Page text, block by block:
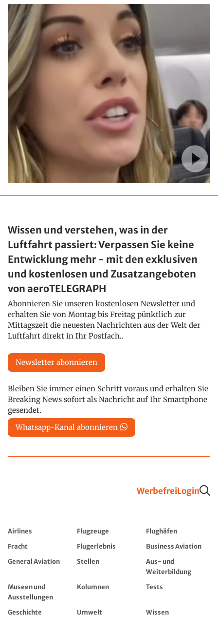
Wissen und verstehen, was in der
Luftfahrt passiert: Verpassen Sie keine
Entwicklung mehr - mit den exklusiven
und kostenlosen und Zusatzangeboten
von aeroTELEGRAPH
Abonnieren Sie unseren kostenlosen Newsletter und
erhalten Sie von Montag bis Freitag pünktlich zur
Mittagszeit die neuesten Nachrichten aus der Welt der
Luftfahrt direkt in Ihr Postfach..
Newsletter abonnieren
Bleiben Sie immer einen Schritt voraus und erhalten Sie
Breaking News sofort als Nachricht auf Ihr Smartphone
gesendet.
Whatsapp-Kanal abonnieren
WerbefreiLogin
Airlines Flugzeuge
Flughäfen
Fracht
Flugerlebnis
Business Aviation
General Aviation
Stellen
Aus- und
Weiterbildung
Museen und
Ausstellungen
Kolumnen Tests
Geschichte Umwelt
Wissen